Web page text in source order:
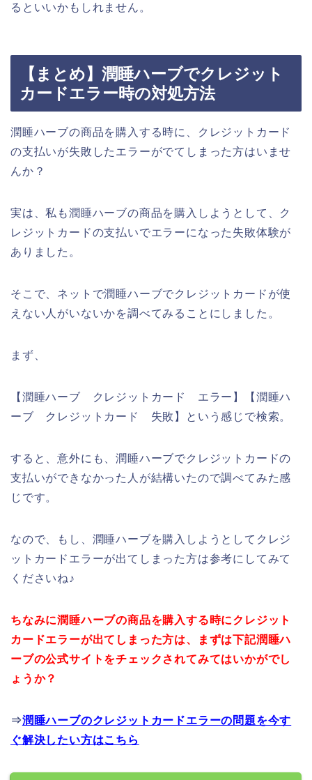
るといいかもしれません。
【まとめ】潤睡ハーブでクレジット
カードエラー時の対処方法
潤睡ハーブの商品を購入する時に、クレジットカード
の支払いが失敗したエラーがでてしまった方はいませ
んか？
実は、私も潤睡ハーブの商品を購入しようとして、ク
レジットカードの支払いでエラーになった失敗体験が
ありました。
そこで、ネットで潤睡ハーブでクレジットカードが使
えない人がいないかを調べてみることにしました。
まず、
【潤睡ハーブ クレジットカード エラー】【潤睡ハ
ーブ クレジットカード 失敗】という感じで検索。
すると、意外にも、潤睡ハーブでクレジットカードの
支払いができなかった人が結構いたので調べてみた感
じです。
なので、もし、潤睡ハーブを購入しようとしてクレジ
ットカードエラーが出てしまった方は参考にしてみて
くださいね♪
ちなみに潤睡ハーブの商品を購入する時にクレジット
カードエラーが出てしまった方は、まずは下記潤睡ハ
ーブの公式サイトをチェックされてみてはいかがでし
ょうか？
⇒潤睡ハーブのクレジットカードエラーの問題を今す
ぐ解決したい方はこちら